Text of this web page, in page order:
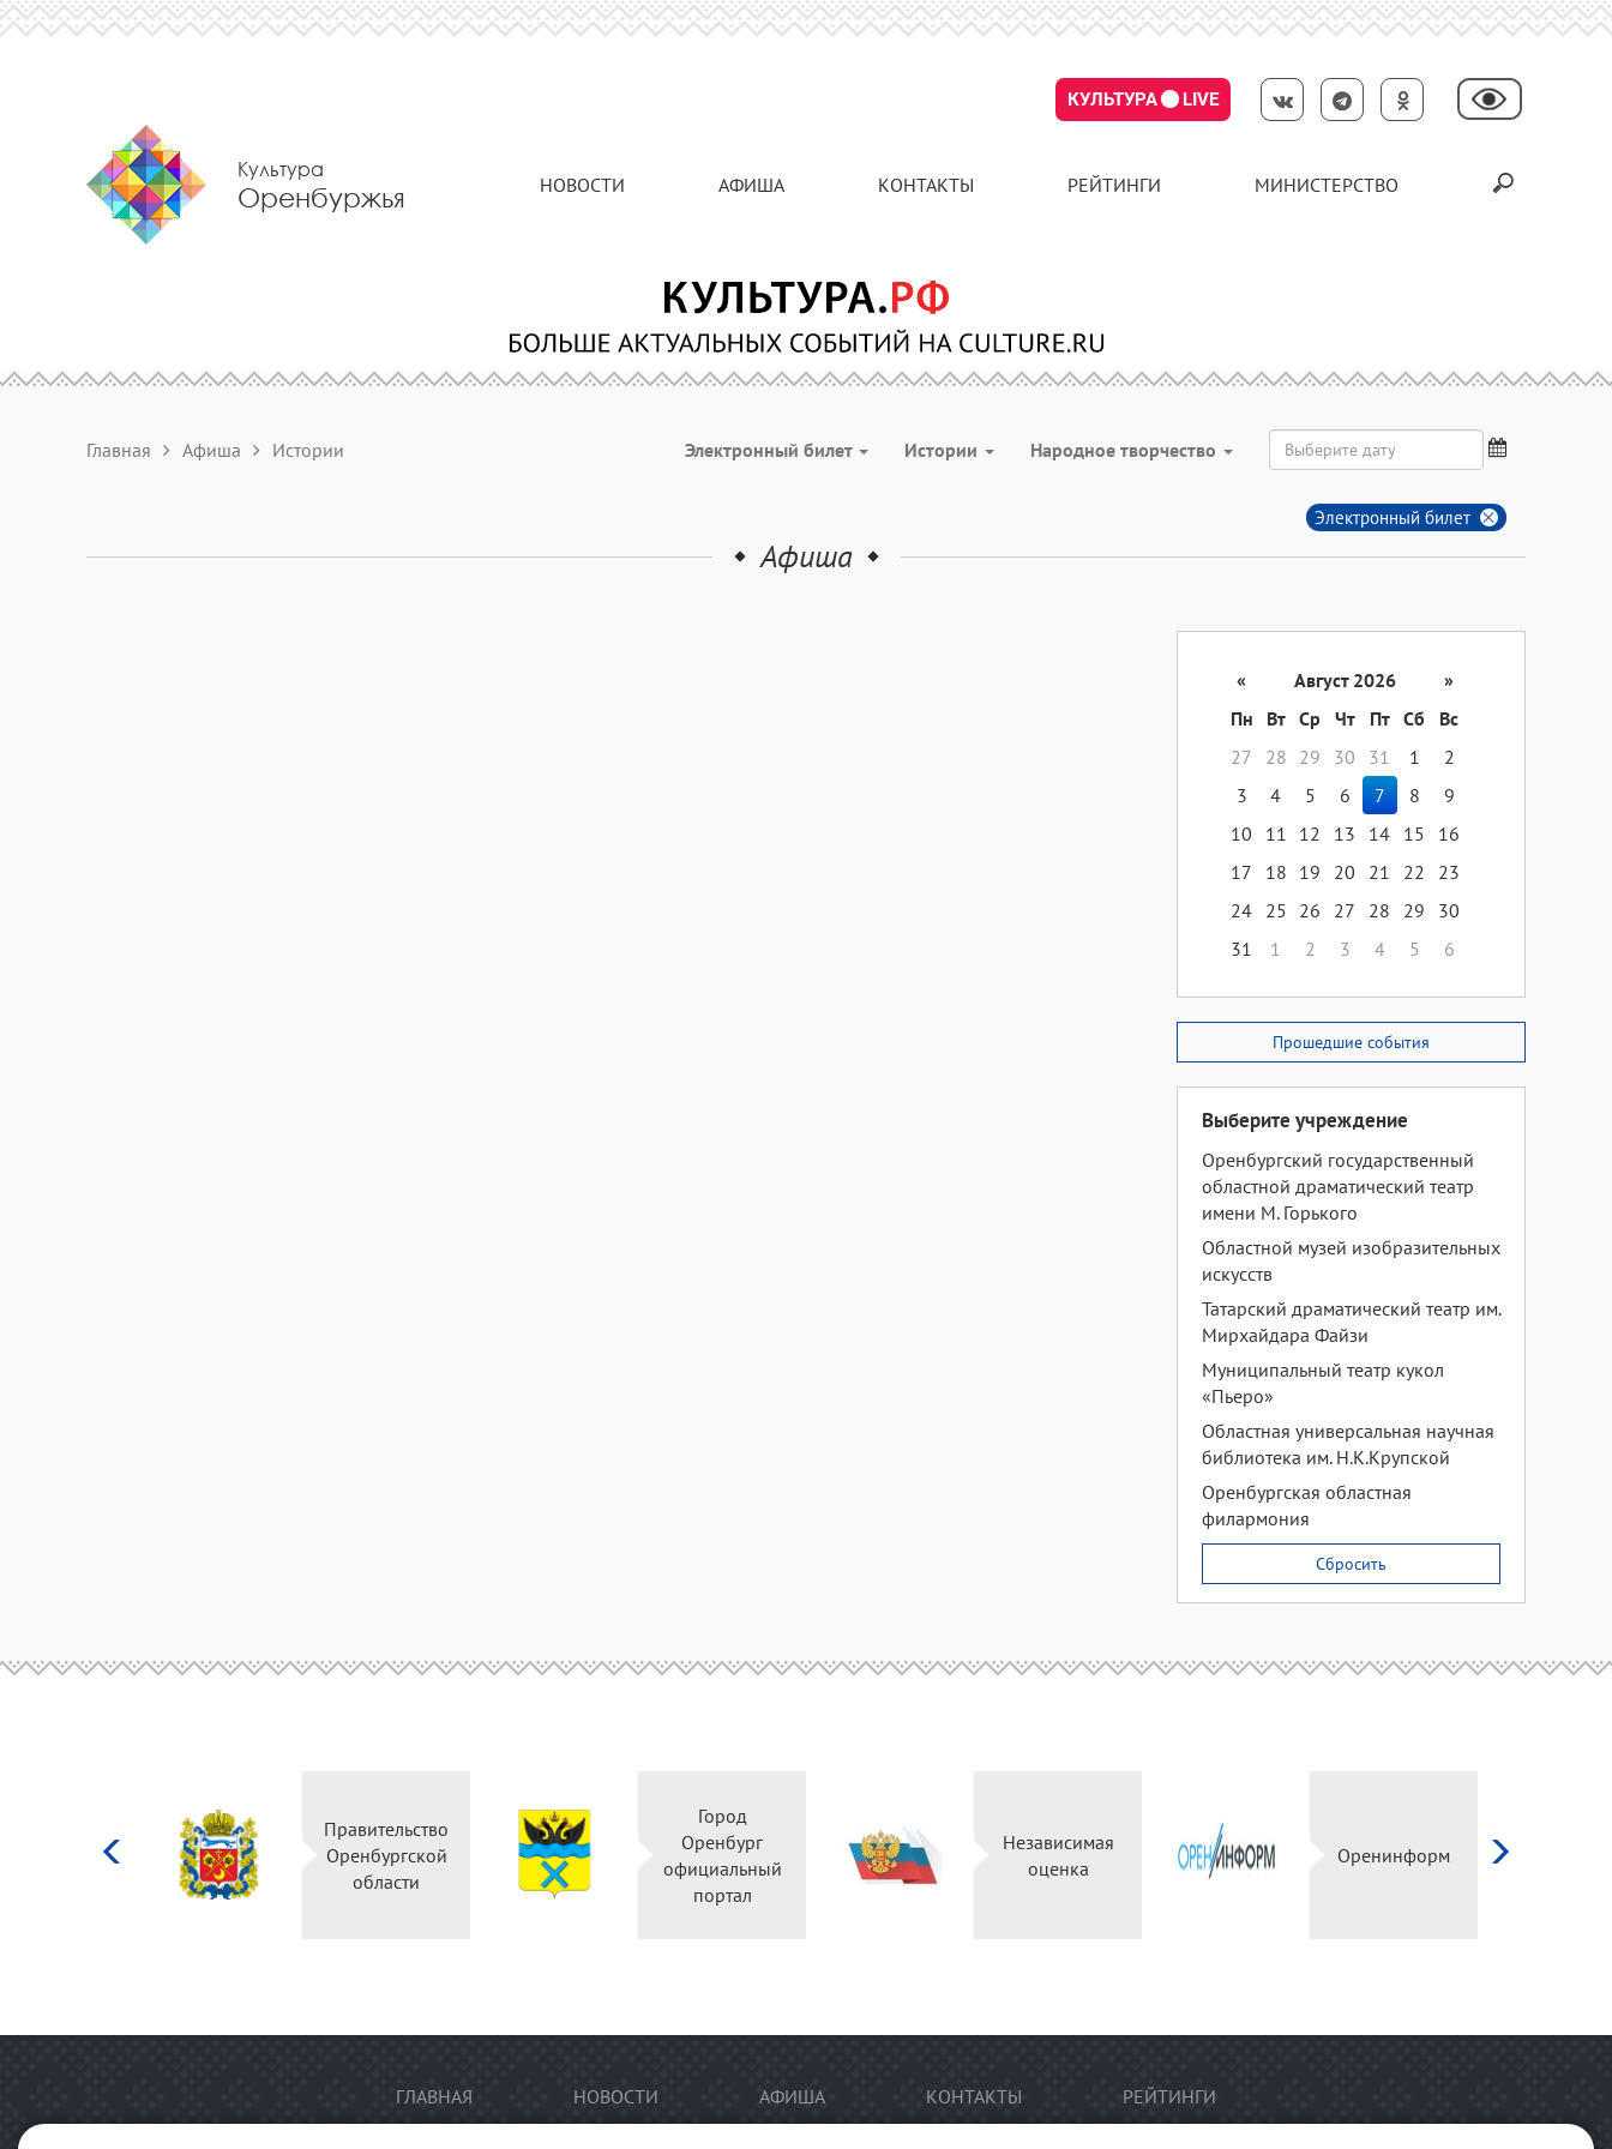
КУЛЬТУРА LIVE
Культура
Оренбуржья НОВОСТИ АФИША КОНТАКТЫ РЕЙТИНГИ МИНИСТЕРСТВО
Главная Афиша Истории Электронный билет Истории Народное творчество
Электронный билет
Афиша
« Август 2026
»
Пн
Вт Ср Чт Пт Сб
Вс
27
28 29 30 31 1
2
3
4 5 6 7 8
9
10
11 12 13 14 15
16
17
18 19 20 21 22
23
24 25 26 27 28 29
30
31
1 2 3 4 5 6
Прошедшие события
Выберите учреждение
Оренбургский государственный
областной драматический театр
имени М. Горького
Областной музей изобразительных
искусств
Татарский драматический театр им.
Мирхайдара Файзи
Муниципальный театр кукол
«Пьеро»
Областная универсальная научная
библиотека им. Н.К.Крупской
Оренбургская областная
филармония
Сбросить
Правительство
Оренбургской
области
Город
Оренбург
официальный
портал
Независимая
оценка
Оренинформ
ГЛАВНАЯ НОВОСТИ АФИША КОНТАКТЫ РЕЙТИНГИ